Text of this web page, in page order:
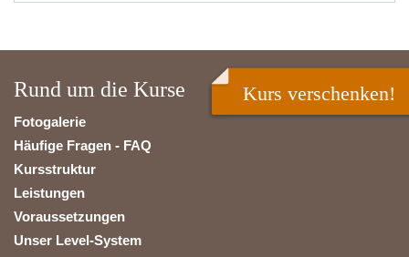
Rund um die Kurse
Fotogalerie
Häufige Fragen - FAQ
Kursstruktur
Leistungen
Voraussetzungen
Unser Level-System
Kurs verschenken!